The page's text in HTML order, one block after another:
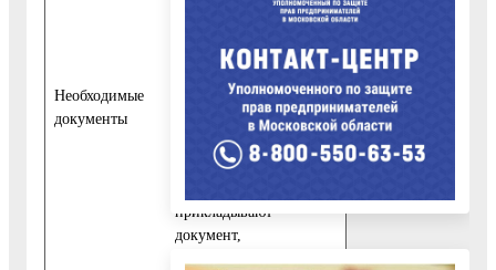
Необходимые
документы
следующие документы:
- в случае если
предоставление
информации
предполагает обработку
персональных данных,
то к заявлению
прикладывают
документ,